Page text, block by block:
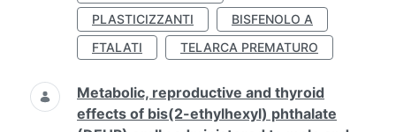
PLASTICIZZANTI
BISFENOLO A
FTALATI
TELARCA PREMATURO
Metabolic, reproductive and thyroid
effects of bis(2-ethylhexyl) phthalate